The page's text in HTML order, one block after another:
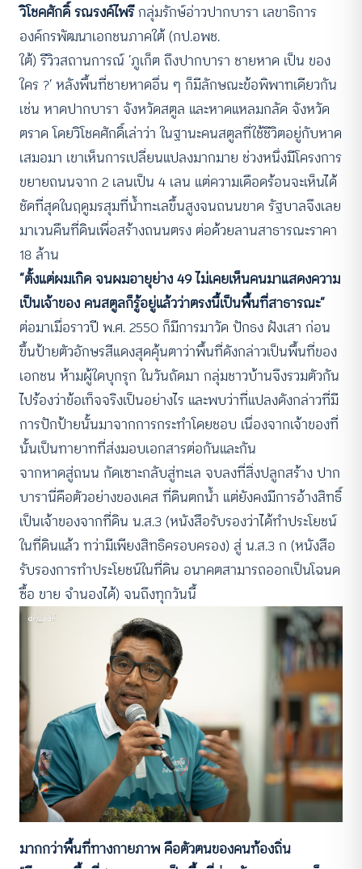
วิโชคศักดิ์ รณรงค์ไพรีกลุ่มรักษ์อ่าวปากบารา เลขาธิการ
องค์กรพัฒนาเอกชนภาคใต้ (กป.อพช.
ใต้) รีวิวสถานการณ์ ‘ภูเก็ต ถึงปากบารา ชายหาด เป็น ของ
ใคร ?’ หลังพื้นที่ชายหาดอื่น ๆ ก็มีลักษณะข้อพิพาทเดียวกัน
เช่น หาดปากบารา จังหวัดสตูล และหาดแหลมกลัด จังหวัด
ตราด โดยวิโชคศักดิ์เล่าว่า ในฐานะคนสตูลที่ใช้ชีวิตอยู่กับหาด
เสมอมา เขาเห็นการเปลี่ยนแปลงมากมาย ช่วงหนึ่งมีโครงการ
ขยายถนนจาก 2 เลนเป็น 4 เลน แต่ความเดือดร้อนจะเห็นได้
ชัดที่สุดในฤดูมรสุมที่น้ำทะเลขึ้นสูงจนถนนขาด รัฐบาลจึงเลย
มาเวนคืนที่ดินเพื่อสร้างถนนตรง ต่อด้วยลานสาธารณะราคา
18 ล้าน
“ตั้งแต่ผมเกิด จนผมอายุย่าง 49 ไม่เคยเห็นคนมาแสดงความ
เป็นเจ้าของ คนสตูลก็รู้อยู่แล้วว่าตรงนี้เป็นพื้นที่สาธารณะ”
ต่อมาเมื่อราวปี พ.ศ. 2550 ก็มีการมาวัด ปักธง ฝังเสา ก่อน
ขึ้นป้ายตัวอักษรสีแดงสุดคุ้นตาว่าพื้นที่ดังกล่าวเป็นพื้นที่ของ
เอกชน ห้ามผู้ใดบุกรุก ในวันถัดมา กลุ่มชาวบ้านจึงรวมตัวกัน
ไปร้องว่าข้อเท็จจริงเป็นอย่างไร และพบว่าที่แปลงดังกล่าวที่มี
การปักป้ายนั้นมาจากการกระทำโดยชอบ เนื่องจากเจ้าของที่
นั้นเป็นทายาทที่ส่งมอบเอกสารต่อกันและกัน
จากหาดสู่ถนน กัดเซาะกลับสู่ทะเล จบลงที่สิ่งปลูกสร้าง ปาก
บารานี่คือตัวอย่างของเคส ที่ดินตกน้ำ แต่ยังคงมีการอ้างสิทธิ์
เป็นเจ้าของจากที่ดิน น.ส.3 (หนังสือรับรองว่าได้ทำประโยชน์
ในที่ดินแล้ว ทว่ามีเพียงสิทธิครอบครอง) สู่ น.ส.3 ก (หนังสือ
รับรองการทำประโยชน์ในที่ดิน อนาคตสามารถออกเป็นโฉนด
ซื้อ ขาย จำนองได้) จนถึงทุกวันนี้
มากกว่าพื้นที่ทางกายภาพ คือตัวตนของคนท้องถิ่น